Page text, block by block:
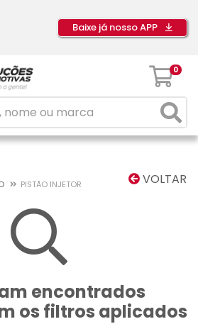
Baixe já nosso APP
0
VOLTAR
PISTÃO INJETOR
encontrados
os filtros aplicados